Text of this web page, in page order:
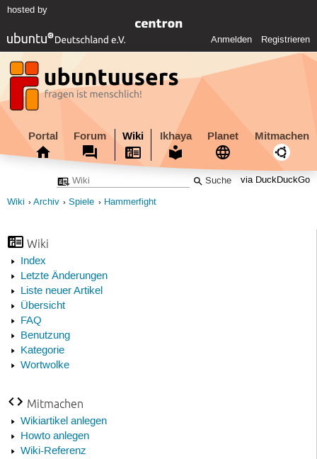
hosted by
Anmelden Registrieren
Portal Forum Wiki Ikhaya Planet Mitmachen
via DuckDuckGo
Wiki Archiv Spiele Hammerfight
Wiki
Index
Letzte Änderungen
Liste neuer Artikel
Übersicht
FAQ
Benutzung
Kategorie
Wortwolke
Mitmachen
Wikiartikel anlegen
Howto anlegen
Wiki-Referenz